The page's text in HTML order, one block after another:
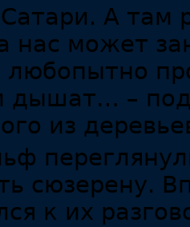
А там
нас может
любопытно
дышат… –
из
сюзерену.
к их